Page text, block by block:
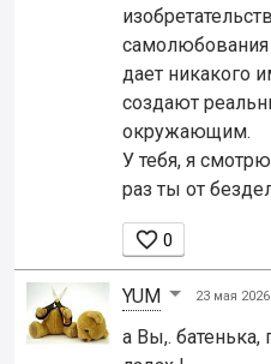
самолюбования
дает никакого
создают
окружающим.
У тебя, я
раз ты от
 0
YUM 23 мая 2026
а Вы,. батенька,